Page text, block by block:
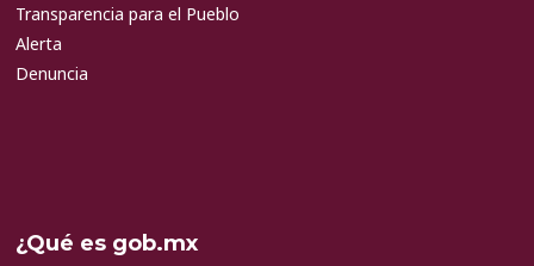
Transparencia para el Pueblo
Alerta
Denuncia
¿Qué es gob.mx